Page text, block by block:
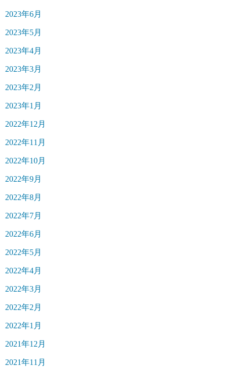
2023年6月
2023年5月
2023年4月
2023年3月
2023年2月
2023年1月
2022年12月
2022年11月
2022年10月
2022年9月
2022年8月
2022年7月
2022年6月
2022年5月
2022年4月
2022年3月
2022年2月
2022年1月
2021年12月
2021年11月